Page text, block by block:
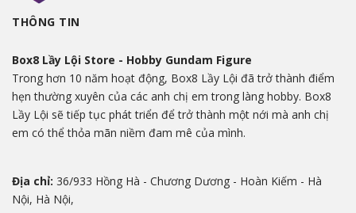
THÔNG TIN
Box8 Lầy Lội Store - Hobby Gundam Figure
Trong hơn 10 năm hoạt động, Box8 Lầy Lội đã trở thành điểm
hẹn thường xuyên của các anh chị em trong làng hobby. Box8
Lầy Lội sẽ tiếp tục phát triển để trở thành một nới mà anh chị
em có thể thỏa mãn niềm đam mê của mình.
Địa chỉ: 36/933 Hồng Hà - Chương Dương - Hoàn Kiếm - Hà
Nội, Hà Nội,